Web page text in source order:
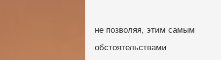
не позволяя, этим самым
обстоятельствами